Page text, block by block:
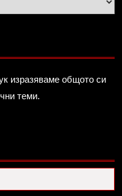
изразяваме общото си
теми.